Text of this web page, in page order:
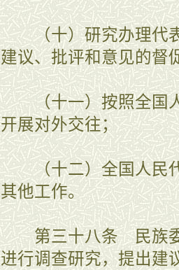
（十）研究办理代表
建议、批评和意见的督
（十一）按照全国人
开展对外交往；
（十二）全国人民代
其他工作。
第三十八条 民族委
进行调查研究，提出建